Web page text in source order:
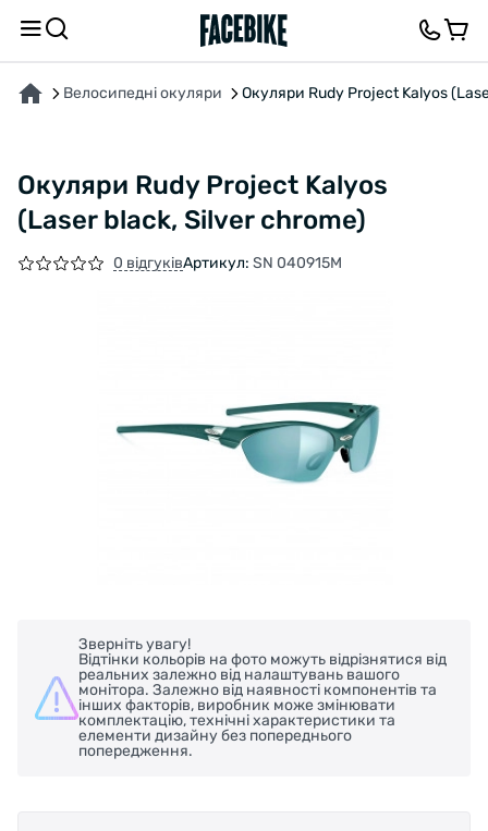
Велосипедні окуляри Окуляри Rudy Project Kalyos
Окуляри Rudy Project Kalyos
(Laser black, Silver chrome)
0 відгуківАртикул: SN 040915M
Зверніть увагу!
Відтінки кольорів на фото можуть відрізнятися від
реальних залежно від налаштувань вашого
монітора. Залежно від наявності компонентів та
інших факторів, виробник може змінювати
комплектацію, технічні характеристики та
елементи дизайну без попереднього
попередження.
ПРО ТОВАР ХАРАКТЕРИСТИКИОПИС ВІДГУКИ ТА ЗАПИТАННЯ